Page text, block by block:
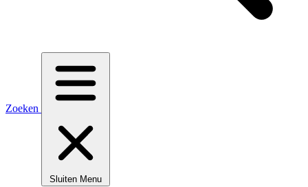
Zoeken
Sluiten Menu